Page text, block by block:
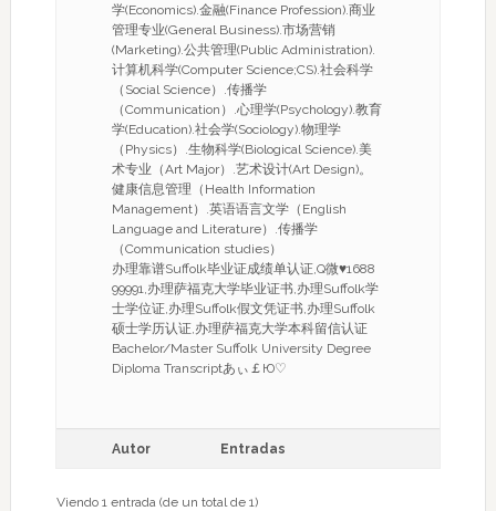
学(Economics).金融(Finance Profession).商业
管理专业(General Business).市场营销
(Marketing).公共管理(Public Administration).
计算机科学(Computer Science;CS).社会科学
（Social Science）.传播学
（Communication）.心理学(Psychology).教育
学(Education).社会学(Sociology).物理学
（Physics）.生物科学(Biological Science).美
术专业（Art Major）.艺术设计(Art Design)。
健康信息管理（Health Information
Management）.英语语言文学（English
Language and Literature）.传播学
（Communication studies）
办理靠谱Suffolk毕业证成绩单认证,Q微♥1688
99991,办理萨福克大学毕业证书,办理Suffolk学
士学位证,办理Suffolk假文凭证书,办理Suffolk
硕士学历认证,办理萨福克大学本科留信认证
Bachelor/Master Suffolk University Degree
Diploma Transcriptあぃ￡Ю♡
Autor Entradas
Viendo 1 entrada (de un total de 1)